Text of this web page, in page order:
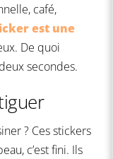
café,
est une
De quoi
secondes.
? Ces stickers
c’est fini. Ils